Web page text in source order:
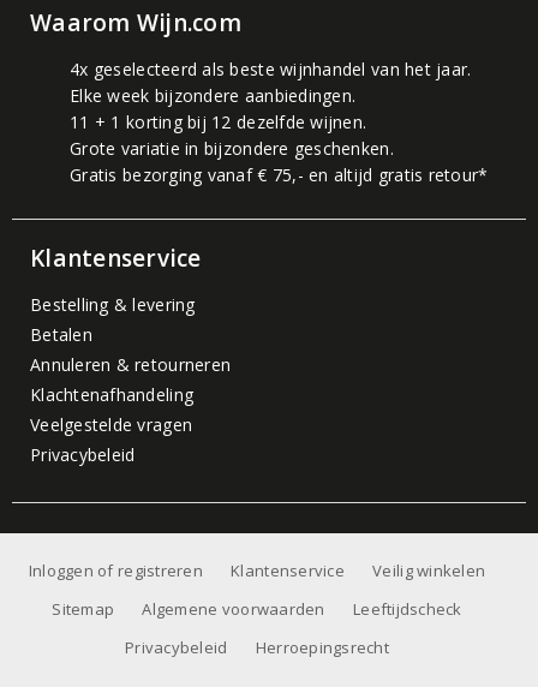
Waarom Wijn.com
4x geselecteerd als beste wijnhandel van het jaar.
Elke week bijzondere aanbiedingen.
11 + 1 korting bij 12 dezelfde wijnen.
Grote variatie in bijzondere geschenken.
Gratis bezorging vanaf € 75,- en altijd gratis retour*
Klantenservice
Bestelling & levering
Betalen
Annuleren & retourneren
Klachtenafhandeling
Veelgestelde vragen
Privacybeleid
Inloggen of registreren Klantenservice
Veilig winkelen
Sitemap
Algemene voorwaarden
Leeftijdscheck
Privacybeleid
Herroepingsrecht